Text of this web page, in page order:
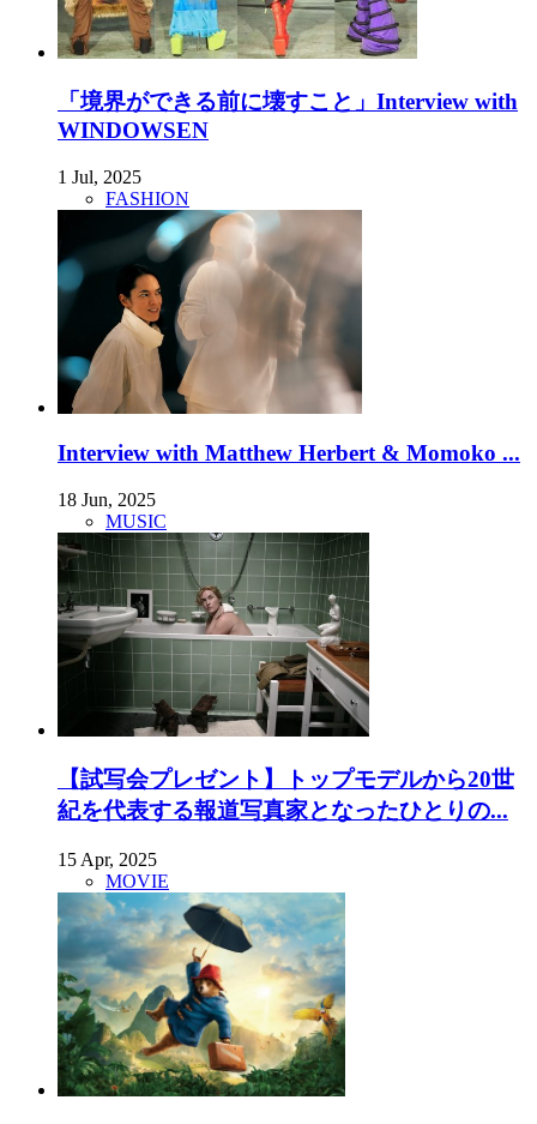
「境界ができる前に壊すこと」Interview with
WINDOWSEN
1 Jul, 2025
FASHION
Interview with Matthew Herbert & Momoko ...
18 Jun, 2025
MUSIC
【試写会プレゼント】トップモデルから20世
紀を代表する報道写真家となったひとりの...
15 Apr, 2025
MOVIE